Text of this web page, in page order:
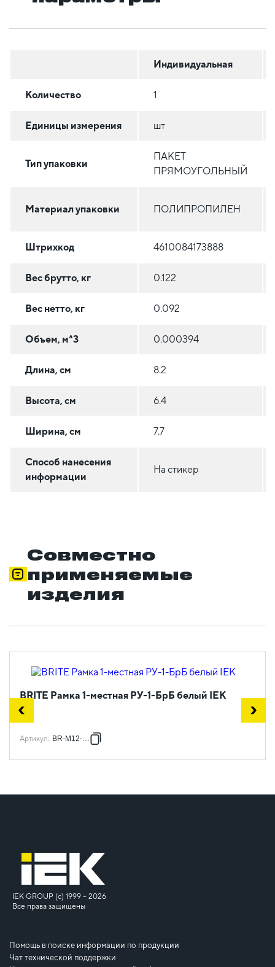
Индивидуальная
Количество 1
Единицы измерения шт
Тип упаковки
ПАКЕТ
ПРЯМОУГОЛЬНЫЙ
Материал упаковки ПОЛИПРОПИЛЕН
Штрихкод 4610084173888
Вес брутто, кг 0.122
Вес нетто, кг 0.092
Объем, м^3 0.000394
Длина, см 8.2
Высота, см 6.4
Ширина, см 7.7
Способ нанесения
информации
На стикер
Совместно
применяемые
изделия
BRITE Рамка 1-местная РУ-1-БрБ белый IEK
Артикул: BR-M12-K01
IEK GROUP (c) 1999 – 2026
Все права защищены
Помощь в поиске информации по продукции
Чат технической поддержки